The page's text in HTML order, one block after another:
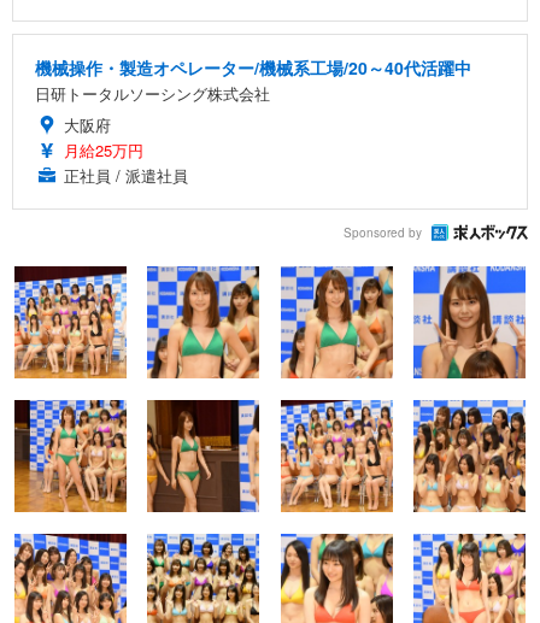
機械操作・製造オペレーター/機械系工場/20～40代活躍中
日研トータルソーシング株式会社
大阪府
月給25万円
正社員 / 派遣社員
Sponsored by